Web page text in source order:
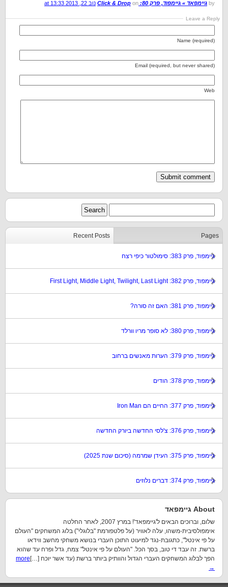
by גיימפאד » גיימפוד, פרק 80: Click & Drop on נוב 22, 2013 at 13:33
Leave a Reply
Name (required)
Email (required, but never shared)
Web
Recent Posts Pages
גיימפוד, פרק 383: סימולטור כיפי רצח
גיימפוד, פרק 382: First Light, Middle Light, Twilight, Last Light
גיימפוד, פרק 381: האם זה סורה?
גיימפוד, פרק 380: לא סופר מריו וורלד
גיימפוד, פרק 379: הערות מאנשים ברחוב
גיימפוד, פרק 378: הודים
גיימפוד, פרק 377: החיים הם Iron Man
גיימפוד, פרק 376: צ'לסי החדשה ביורק החדשה
גיימפוד, פרק 375: העידן שמרמה (סיכום שנת 2025)
גיימפוד, פרק 374: דברים נלוזים
About גיימפאד
שלום, וברוכים הבאים ל'גיימפאד'! במרץ 2007, לאחר החלטה
אימפולסיבית-משהו, עלה לאוויר (על פלטפורמת "בלוגלי") בלוג המשחקים "העולם
על פי אינטל", כתגובת-נגד למיעוט התוכן העברי בנושא משחקי מחשב ווידאו
ברשת. זה עבד די טוב, בסך הכל. "העולם על פי אינטל" צמח, גדל ופרח עד שהוא
הפך לבלוג המשחקים העברי הגדול והוותיק ביותר ברשת (עד אשר יוכח […] more
→